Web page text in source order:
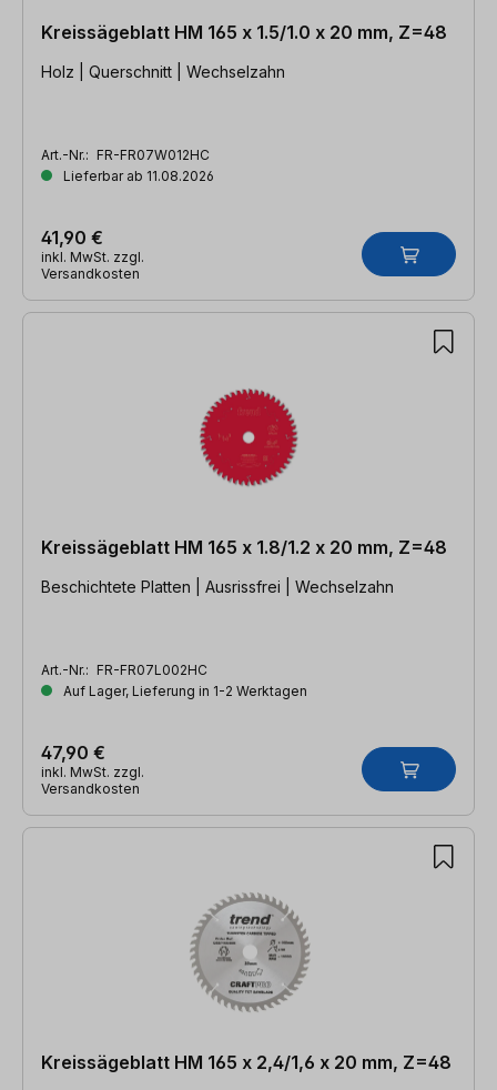
Kreissägeblatt HM 165 x 1.5/1.0 x 20 mm, Z=48
Holz | Querschnitt | Wechselzahn
Art.-Nr.: FR-FR07W012HC
Lieferbar ab 11.08.2026
41,90 €
inkl. MwSt. zzgl.
Versandkosten
Kreissägeblatt HM 165 x 1.8/1.2 x 20 mm, Z=48
Beschichtete Platten | Ausrissfrei | Wechselzahn
Art.-Nr.: FR-FR07L002HC
Auf Lager, Lieferung in 1-2 Werktagen
47,90 €
inkl. MwSt. zzgl.
Versandkosten
Kreissägeblatt HM 165 x 2,4/1,6 x 20 mm, Z=48